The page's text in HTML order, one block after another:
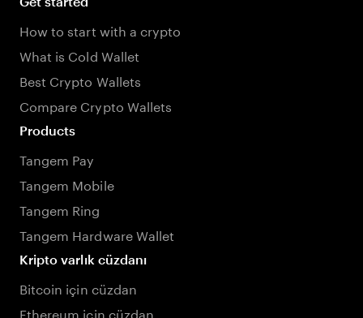
How to start with a crypto
What is Cold Wallet
Best Crypto Wallets
Compare Crypto Wallets
Products
Tangem Pay
Tangem Mobile
Tangem Ring
Tangem Hardware Wallet
Kripto varlık cüzdanı
Bitcoin için cüzdan
Ethereum için cüzdan